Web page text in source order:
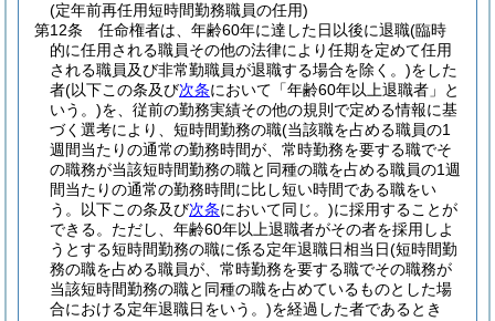
(定年前再任用短時間勤務職員の任用)
第12条
任命権者は、年齢60年に達した日以後に退職(臨時
的に任用される職員その他の法律により任期を定めて任用
される職員及び非常勤職員が退職する場合を除く。)をした
者(以下この条及び次条において「年齢60年以上退職者」と
いう。)を、従前の勤務実績その他の規則で定める情報に基
づく選考により、短時間勤務の職(当該職を占める職員の1
週間当たりの通常の勤務時間が、常時勤務を要する職でそ
の職務が当該短時間勤務の職と同種の職を占める職員の1週
間当たりの通常の勤務時間に比し短い時間である職をい
う。以下この条及び次条において同じ。)に採用することが
できる。 ただし、年齢60年以上退職者がその者を採用しよ
うとする短時間勤務の職に係る定年退職日相当日(短時間勤
務の職を占める職員が、常時勤務を要する職でその職務が
当該短時間勤務の職と同種の職を占めているものとした場
合における定年退職日をいう。)を経過した者であるとき